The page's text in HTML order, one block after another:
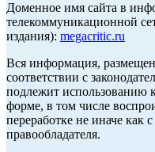
Доменное имя сайта в
телекоммуникационной
издания): megacritic.ru
Вся информация,
соответствии с
подлежит использованию
форме, в том числе
переработке не иначе как
правообладателя.